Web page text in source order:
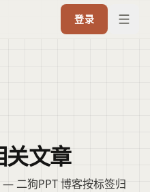
登录
关文章
二狗PPT 博客按标签归